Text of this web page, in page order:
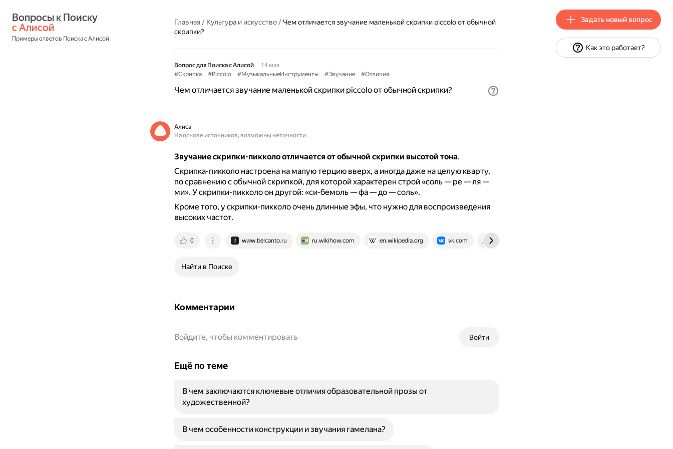
с Алисой
Примеры ответов Поиска с Алисой
Главная/ Культура и искусство/ Чем отличается звучание маленькой скрипки piccolo от обычной
скрипки?
Вопрос для Поиска с Алисой
14 мая
#Скрипка
#Piccolo #МузыкальныеИнструменты #Звучание #Отличия
Чем отличается звучание маленькой скрипки piccolo от обычной скрипки?
Алиса
На основе источников, возможны неточности
Звучание скрипки-пикколо отличается от обычной скрипки высотой тона.
Скрипка-пикколо настроена на малую терцию вверх, а иногда даже на целую кварту,
по сравнению с обычной скрипкой, для которой характерен строй «соль — ре — ля —
ми». У скрипки-пикколо он другой: «си-бемоль — фа — до — соль».
Кроме того, у скрипки-пикколо очень длинные эфы, что нужно для воспроизведения
высоких частот.
0 www.belcanto.ru ru.wikihow.com en.wikipedia.org vk.com dic.academic.ru
Найти в Поиске
Комментарии
Войти
Войдите, чтобы комментировать
Ещё по теме
В чем заключаются ключевые отличия образовательной прозы от
художественной?
В чем особенности конструкции и звучания гамелана?
Задать новый вопрос
Как это работает?